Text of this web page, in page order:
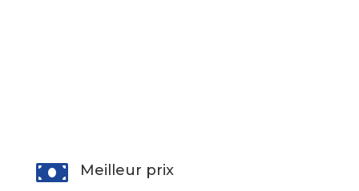
 Meilleur prix